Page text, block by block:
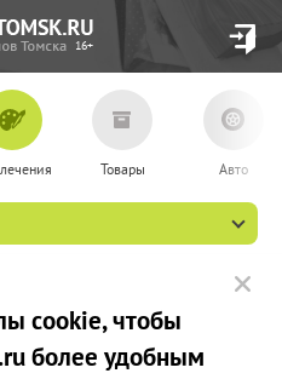
16+
Товары Авто
сookie, чтобы
более удобным